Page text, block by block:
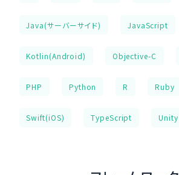
Java(サーバーサイド) JavaScript
Kotlin(Android) Objective-C
PHP Python R Ruby
Swift(iOS) TypeScript Unity